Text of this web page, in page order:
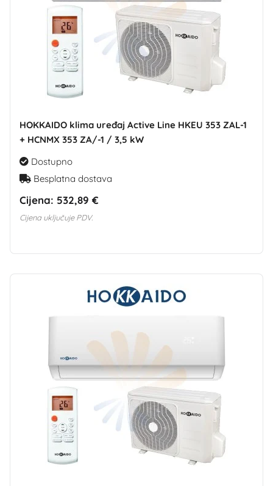
HOKKAIDO klima uređaj Active Line HKEU 353 ZAL-1
+ HCNMX 353 ZA/-1 / 3,5 kW
Dostupno
Besplatna dostava
Cijena: 532,89 €
Cijena uključuje PDV.